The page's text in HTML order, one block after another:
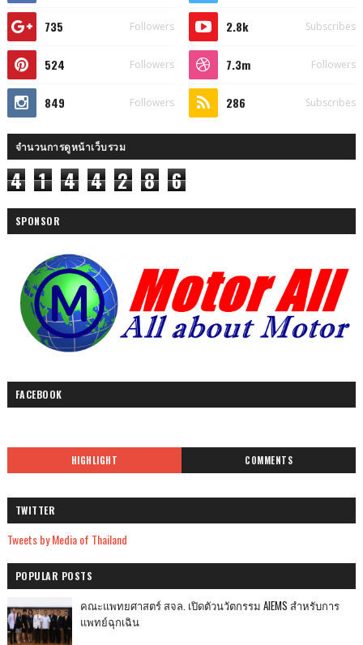
735 Followers 2.8k Subscribes
524 Followers 7.3m Followers
849 Followers 286 Subscribes
จำนวนการดูหน้าเว็บรวม
4 1 4 4 2 8 6
SPONSOR
FACEBOOK
HIGHLIGHT COMMENTS
TWITTER
Tweets by Media of Thailand
POPULAR POSTS
คณะแพทยศาสตร์ สจล. เปิดตัวนวัตกรรม AIEMS สำหรับการ
แพทย์ฉุกเฉิน